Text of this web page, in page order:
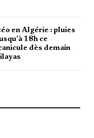
en Algérie : pluies
18h ce
dès demain